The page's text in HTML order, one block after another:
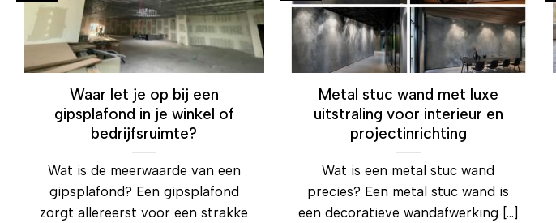
Waar let je op bij een
gipsplafond in je winkel of
bedrijfsruimte?
Wat is de meerwaarde van een
gipsplafond? Een gipsplafond
zorgt allereerst voor een strakke
Metal stuc wand met luxe
uitstraling voor interieur en
projectinrichting
Wat is een metal stuc wand
precies? Een metal stuc wand is
een decoratieve wandafwerking [...]